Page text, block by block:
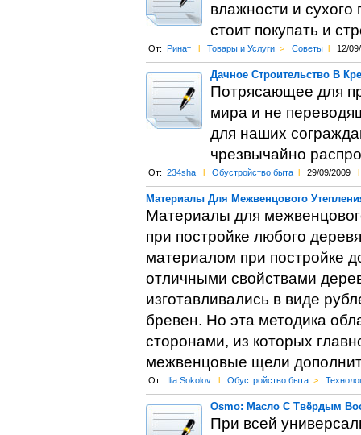
влажности и
стоит покупать и
От: Ринат l Товары и Услуги > Советы l 12/
Дачное Строительство В
Потрясающее для
мира и не
для наших
чрезвычайно
От: 234sha l Обустройство быта l 29/09/2009 l
Материалы Для Межвенцового
Материалы для
при постройке любого
материалом при постройке
отличными свойствами
изготавливались в виде
бревен. Но эта методика
сторонами, из которых
межвенцовые щели
От: Ilia Sokolov l Обустройство быта >
Osmo: Масло С Твёрдым
При всей